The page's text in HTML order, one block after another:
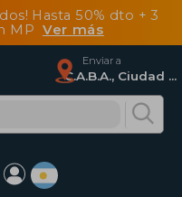
Hasta 50% dto + 3
MP Ver más
Enviar a
C.A.B.A., Ciudad Autónoma De Buenos Aires